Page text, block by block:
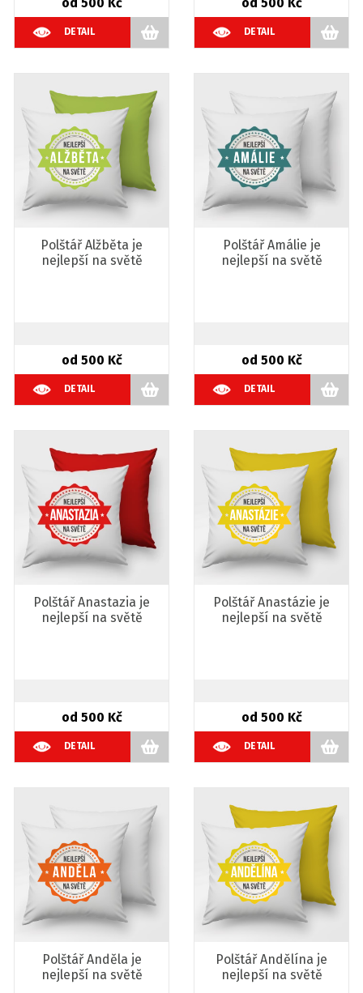
DETAIL DETAIL
Polštář Alžběta je
nejlepší na světě
od 500 Kč
DETAIL
Polštář Amálie je
nejlepší na světě
od 500 Kč
DETAIL
Polštář Anastazia je
nejlepší na světě
od 500 Kč
DETAIL
Polštář Anastázie je
nejlepší na světě
od 500 Kč
DETAIL
Polštář Anděla je
nejlepší na světě
Polštář Andělína je
nejlepší na světě